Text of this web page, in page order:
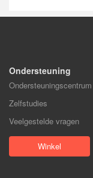
Ondersteuning
Ondersteuningscentrum
Zelfstudies
Veelgestelde vragen
Winkel